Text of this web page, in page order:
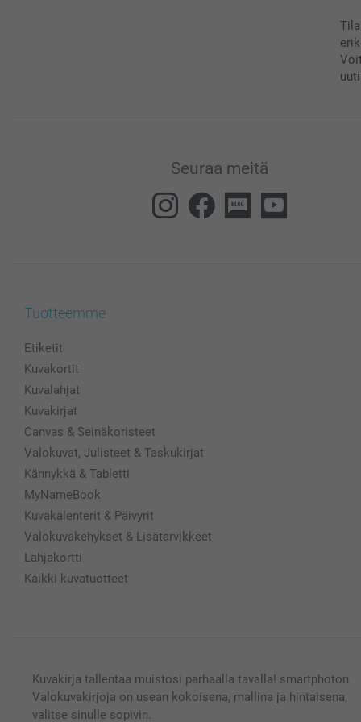
Seuraa meitä
Tuotteemme
Etiketit
Kuvakortit
Kuvalahjat
Kuvakirjat
Canvas & Seinäkoristeet
Valokuvat, Julisteet & Taskukirjat
Kännykkä & Tabletti
MyNameBook
Kuvakalenterit & Päivyrit
Valokuvakehykset & Lisätarvikkeet
Lahjakortti
Kaikki kuvatuotteet
Kuvakirja tallentaa muistosi parhaalla tavalla! smartphoton
Valokuvakirjoja on usean kokoisena, mallina ja hintaisena,
valitse sinulle sopivin.